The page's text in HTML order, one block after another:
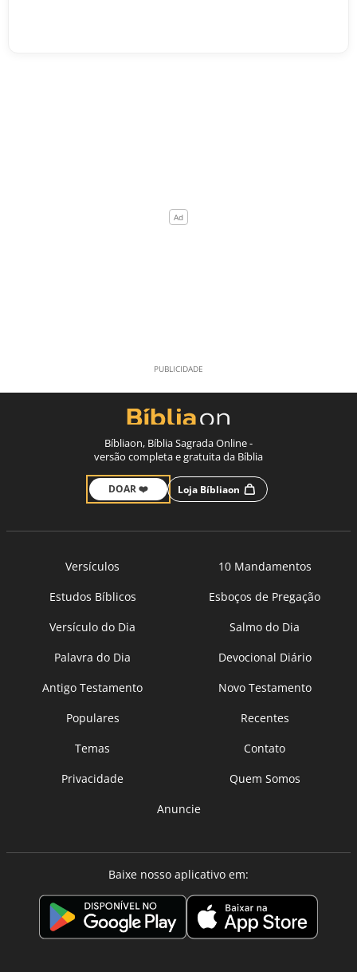
Bíbliaon, Bíblia Sagrada Online -
versão completa e gratuita da Bíblia
DOAR ❤️ Loja Bíbliaon
Versículos
10 Mandamentos
Estudos Bíblicos
Esboços de Pregação
Versículo do Dia
Salmo do Dia
Palavra do Dia
Devocional Diário
Antigo Testamento
Novo Testamento
Populares
Recentes
Temas
Contato
Privacidade
Quem Somos
Anuncie
Baixe nosso aplicativo em: